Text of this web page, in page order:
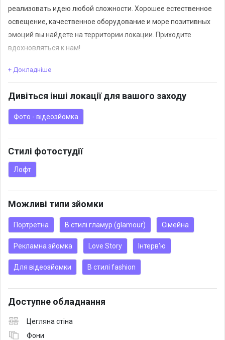
реализовать идею любой сложности. Хорошее естественное
освещение, качественное оборудование и море позитивных
эмоций вы найдете на территории локации. Приходите
вдохновляться к нам!
За дополнительную плату можно арендовать оборудование,
+ Докладніше
Дивіться інші локації для вашого заходу
Фото - відеозйомка
Стилі фотостудії
Лофт
Можливі типи зйомки
Портретна В стилі гламур (glamour) Сімейна
Рекламна зйомка Love Story Інтерв'ю
Для відеозйомки В стилі fashion
Доступне обладнання
Цегляна стіна
Фони